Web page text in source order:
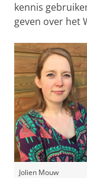
kennis
geven over het
Jolien Mouw